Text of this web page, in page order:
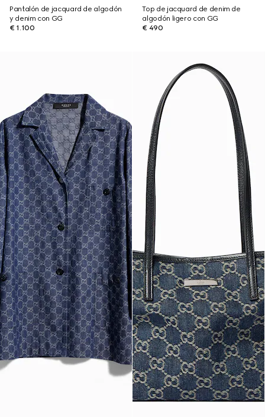
Pantalón de jacquard de algodón
y denim con GG
€ 1.100
Top de jacquard de denim de
algodón ligero con GG
€ 490